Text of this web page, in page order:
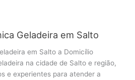
Geladeira em Salto
em Salto a Domicílio
na cidade de Salto e região,
e experientes para atender a